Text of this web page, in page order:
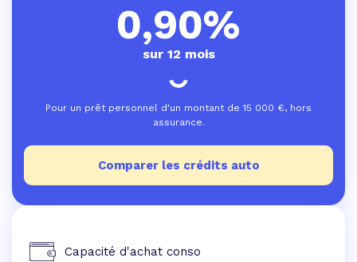
0,90%
sur 12 mois
Pour un prêt personnel d'un montant de 15 000 €, hors
assurance.
Comparer les crédits auto
Capacité d'achat conso